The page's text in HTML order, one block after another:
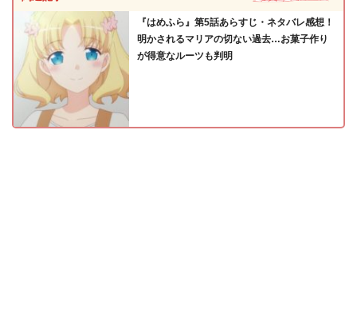
『はめふら』第5話あらすじ・ネタバレ感想！
明かされるマリアの切ない過去…お菓子作り
が得意なルーツも判明